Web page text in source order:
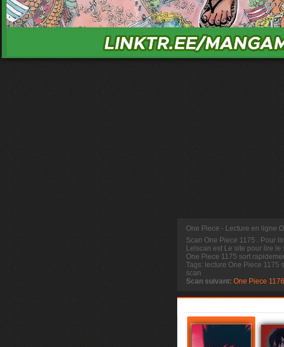
One Piece - Lecture en ligne
Scan One Piece 1175 . Pour
Lelscan est Le site pour lire le
One Piece 1175 sort
Tags: lecture One Piece 1175
scan
Scan suivant: One Piece 1176